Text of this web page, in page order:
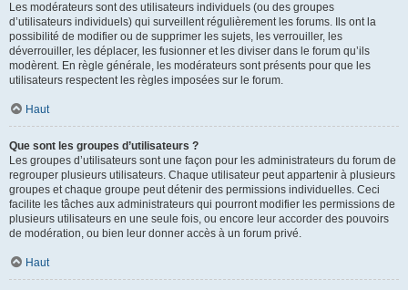
Les modérateurs sont des utilisateurs individuels (ou des groupes
d’utilisateurs individuels) qui surveillent régulièrement les forums. Ils ont la
possibilité de modifier ou de supprimer les sujets, les verrouiller, les
déverrouiller, les déplacer, les fusionner et les diviser dans le forum qu’ils
modèrent. En règle générale, les modérateurs sont présents pour que les
utilisateurs respectent les règles imposées sur le forum.
Haut
Que sont les groupes d’utilisateurs ?
Les groupes d’utilisateurs sont une façon pour les administrateurs du forum de
regrouper plusieurs utilisateurs. Chaque utilisateur peut appartenir à plusieurs
groupes et chaque groupe peut détenir des permissions individuelles. Ceci
facilite les tâches aux administrateurs qui pourront modifier les permissions de
plusieurs utilisateurs en une seule fois, ou encore leur accorder des pouvoirs
de modération, ou bien leur donner accès à un forum privé.
Haut